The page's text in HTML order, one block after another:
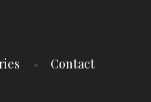
Contact